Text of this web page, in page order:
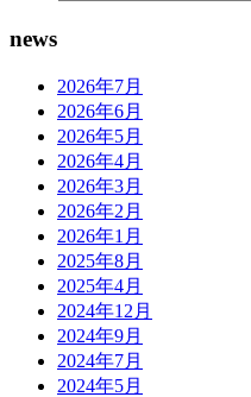
news
2026年7月
2026年6月
2026年5月
2026年4月
2026年3月
2026年2月
2026年1月
2025年8月
2025年4月
2024年12月
2024年9月
2024年7月
2024年5月